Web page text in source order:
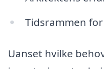
Tidsrammen
Uanset hvilke